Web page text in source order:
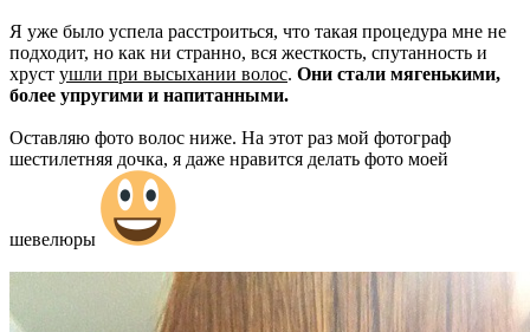
Я уже было успела расстроиться, что такая процедура мне не
подходит, но как ни странно, вся жесткость, спутанность и
хруст ушли при высыхании волос. Они стали мягенькими,
более упругими и напитанными.
Оставляю фото волос ниже. На этот раз мой фотограф
шестилетняя дочка, я даже нравится делать фото моей
шевелюры